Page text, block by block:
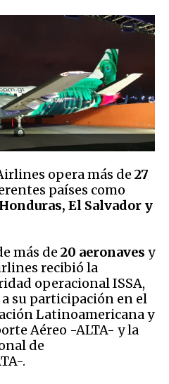
opera más de 27
países como
El Salvador y
más de 20 aeronaves y
recibió la
operacional ISSA,
su participación en el
Latinoamericana y
Aéreo -ALTA- y la
de
.